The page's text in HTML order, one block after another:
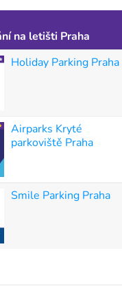
na letišti Praha
Holiday Parking Praha
Airparks Kryté
parkoviště Praha
Smile Parking Praha